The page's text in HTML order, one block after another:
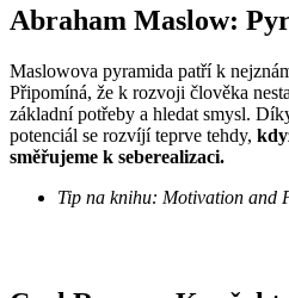
Abraham Maslow:
Maslowova pyramida patří k
Připomíná, že k rozvoji člověka
základní potřeby a hledat smysl.
potenciál se rozvíjí teprve tehdy,
směřujeme k seberealizaci.
Tip na knihu: Motivation and